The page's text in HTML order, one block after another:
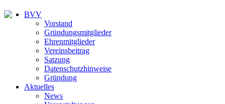
BVV
Vorstand
Gründungsmitglieder
Ehrenmitglieder
Vereinsbeitrag
Satzung
Datenschutzhinweise
Gründung
Aktuelles
News